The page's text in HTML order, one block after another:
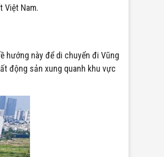
Việt Nam.
hướng này để di chuyển đi Vũng
động sản xung quanh khu vực